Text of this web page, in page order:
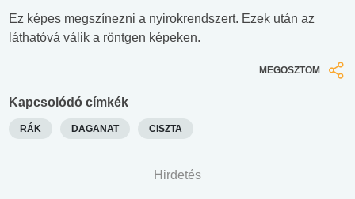
Ez képes megszínezni a nyirokrendszert. Ezek után az
láthatóvá válik a röntgen képeken.
MEGOSZTOM
Kapcsolódó címkék
RÁK DAGANAT CISZTA
Hirdetés